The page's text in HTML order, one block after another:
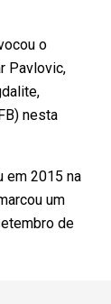
o
Pavlovic,
nesta
em 2015 na
um
de